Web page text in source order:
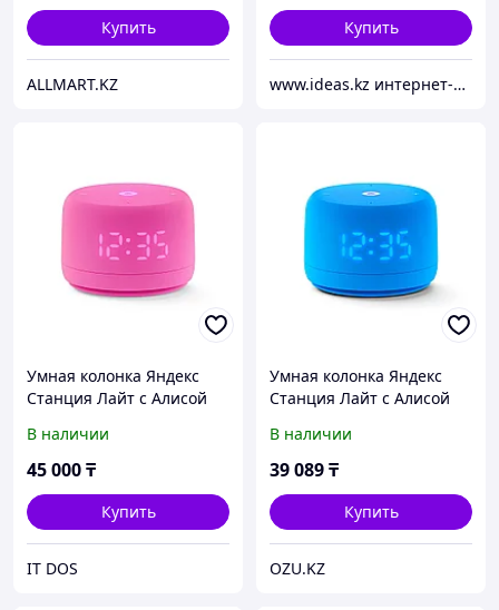
Купить
ALLMART.KZ
Купить
www.ideas.kz интернет-магазин
Умная колонка Яндекс
Станция Лайт с Алисой
Розовый
В наличии
45 000₸
Купить
IT DOS
Умная колонка Яндекс
Станция Лайт с Алисой
В наличии
39 089₸
Купить
OZU.KZ